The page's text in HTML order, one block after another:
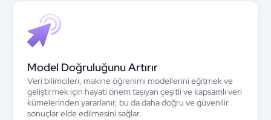
Model Doğruluğunu Artırır
Veri bilimcileri, makine öğrenimi modellerini eğitmek ve
geliştirmek için hayati önem taşıyan çeşitli ve kapsamlı veri
kümelerinden yararlanır, bu da daha doğru ve güvenilir
sonuçlar elde edilmesini sağlar.